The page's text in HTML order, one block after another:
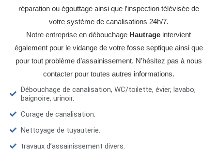
réparation ou égouttage ainsi que l’inspection télévisée de
votre système de canalisations 24h/7.
Notre entreprise en débouchage Hautrage intervient
également pour le vidange de votre fosse septique ainsi que
pour tout problème d’assainissement. N’hésitez pas à nous
contacter pour toutes autres informations.
Débouchage de canalisation, WC/toilette, évier, lavabo,
baignoire, urinoir.
Curage de canalisation.
Nettoyage de tuyauterie.
travaux d’assainissement divers.